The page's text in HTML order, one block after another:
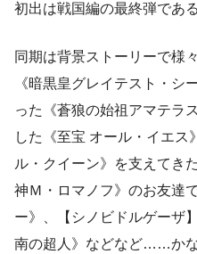
初出は戦国編の最終弾であ
同期は背景ストーリーで様
《暗黒皇グレイテスト・シ
った《蒼狼の始祖アマテラ
した《至宝 オール・イエス
ル・クイーン》を支えてき
神Ｍ・ロマノフ》のお友達
ー》、【シノビドルゲーザ
南の超人》などなど……か